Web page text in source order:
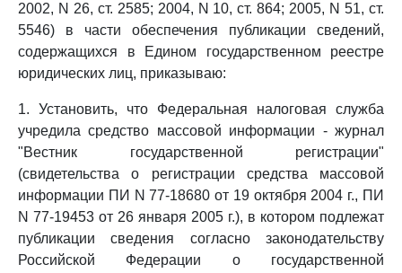
2002, N 26, ст. 2585; 2004, N 10, ст. 864; 2005, N 51, ст.
5546) в части обеспечения публикации сведений,
содержащихся в Едином государственном реестре
юридических лиц, приказываю:
1. Установить, что Федеральная налоговая служба
учредила средство массовой информации - журнал
"Вестник государственной регистрации"
(свидетельства о регистрации средства массовой
информации ПИ N 77-18680 от 19 октября 2004 г., ПИ
N 77-19453 от 26 января 2005 г.), в котором подлежат
публикации сведения согласно законодательству
Российской Федерации о государственной